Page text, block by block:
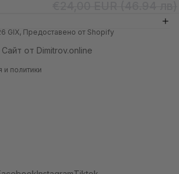
GIX, Предоставено от Shopify
Сайт от Dimitrov.online
и политики
доставка